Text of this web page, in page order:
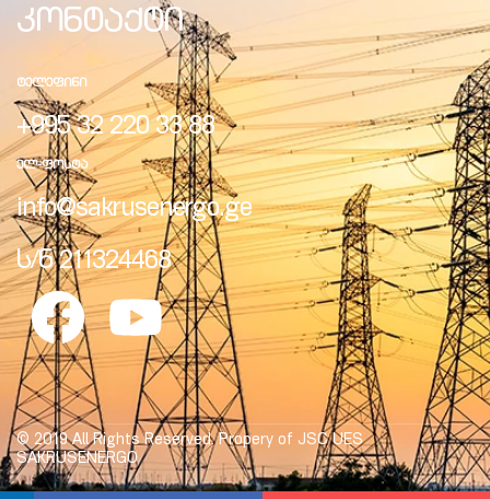
კონტაქტი
ᲢᲔᲚᲔᲤᲘᲜᲘ
+995 32 220 33 88
ᲔᲚ-ᲤᲝᲡᲢᲐ
info@sakrusenergo.ge
ს/ნ 211324468
© 2019 All Rights Reserved. Propery of JSC UES
SAKRUSENERGO